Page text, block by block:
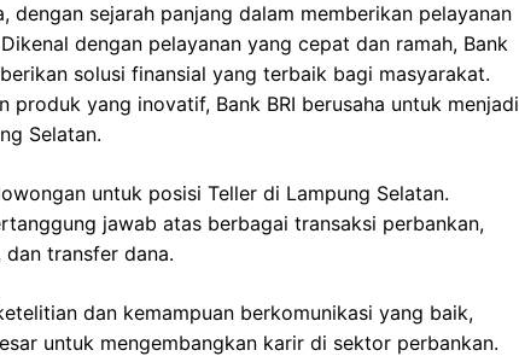
dengan sejarah panjang dalam memberikan pelayanan
dengan pelayanan yang cepat dan ramah, Bank
solusi finansial yang terbaik bagi masyarakat.
produk yang inovatif, Bank BRI berusaha untuk menjadi
Selatan.
untuk posisi Teller di Lampung Selatan.
jawab atas berbagai transaksi perbankan,
transfer dana.
dan kemampuan berkomunikasi yang baik,
untuk mengembangkan karir di sektor perbankan.